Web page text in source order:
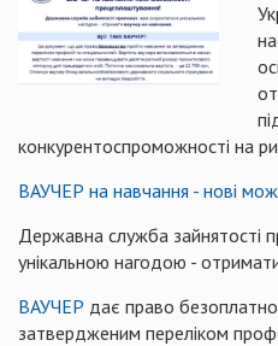
конкурентоспроможності на
ВАУЧЕР на навчання - нові
Державна служба зайнятості
унікальною нагодою -
ВАУЧЕР дає право
затвердженим переліком